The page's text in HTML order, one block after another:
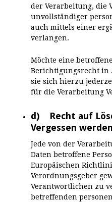
der Verarbeitung, die
unvollständiger
auch mittels einer
verlangen.
Möchte eine
Berichtigungsrecht in
sie sich hierzu
für die Verarbeitung
d) Recht auf
Vergessen
Jede von der
Daten betroffene
Europäischen
Verordnungsgeber
Verantwortlichen zu
betreffenden